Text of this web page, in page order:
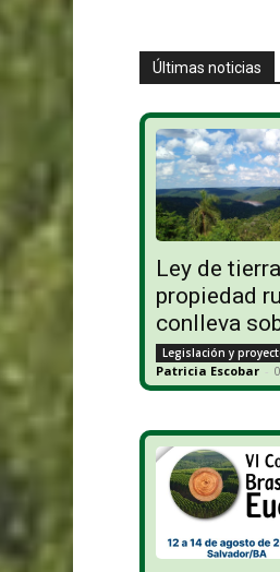
Últimas noticias
Ley de
propiedad
conlleva
Legislación y
Patricia Escobar -